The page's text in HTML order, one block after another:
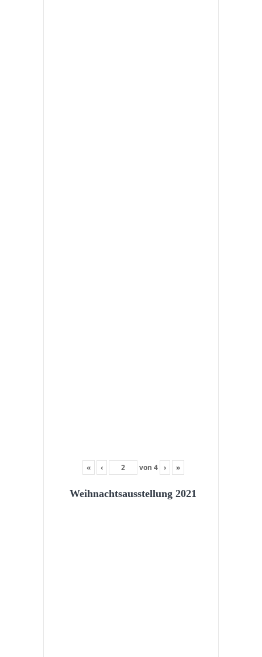
« ‹ von 4 › »
Weihnachtsausstellung 2021